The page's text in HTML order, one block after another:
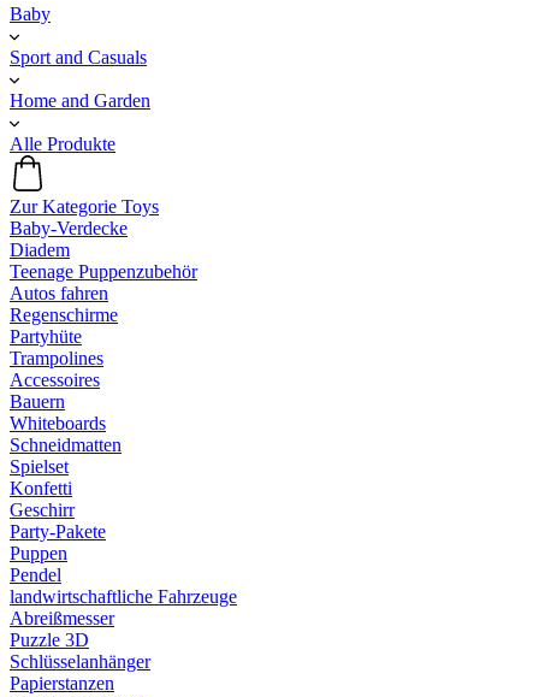
Baby
Sport and Casuals
Home and Garden
Alle Produkte
Zur Kategorie Toys
Baby-Verdecke
Diadem
Teenage Puppenzubehör
Autos fahren
Regenschirme
Partyhüte
Trampolines
Accessoires
Bauern
Whiteboards
Schneidmatten
Spielset
Konfetti
Geschirr
Party-Pakete
Puppen
Pendel
landwirtschaftliche Fahrzeuge
Abreißmesser
Puzzle 3D
Schlüsselanhänger
Papierstanzen